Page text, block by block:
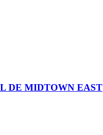
DE MIDTOWN EAST